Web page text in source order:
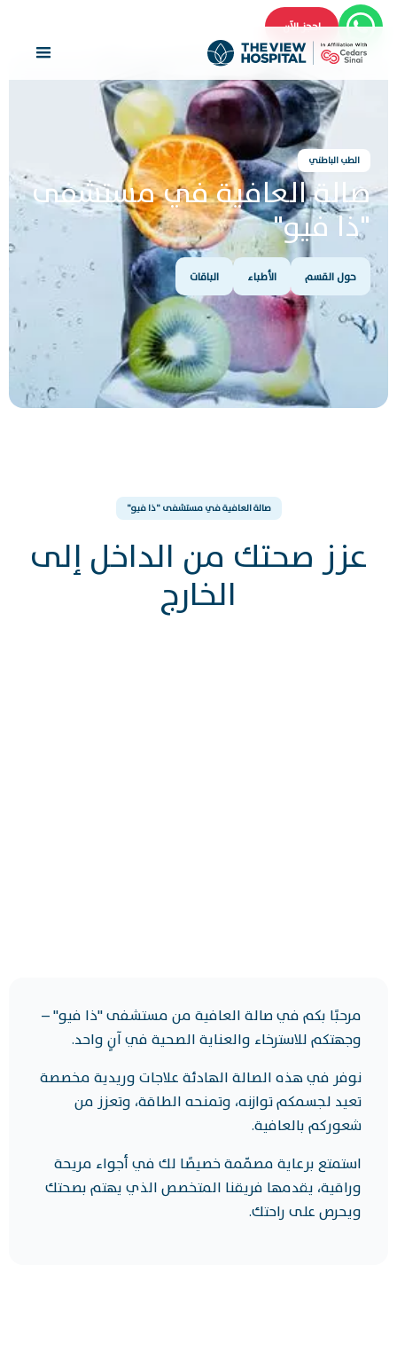
احجز الآن
الطب الباطني
صالة العافية في مستشفى
"ذا فيو"
حول القسم الأطباء الباقات
صالة العافية في مستشفى "ذا فيو"
عزز صحتك من الداخل إلى
الخارج
مرحبًا بكم في صالة العافية من مستشفى "ذا فيو" –
وجهتكم للاسترخاء والعناية الصحية في آنٍ واحد.
نوفر في هذه الصالة الهادئة علاجات وريدية مخصصة
تعيد لجسمكم توازنه، وتمنحه الطاقة، وتعزز من
شعوركم بالعافية.
استمتع برعاية مصمّمة خصيصًا لك في أجواء مريحة
وراقية، يقدمها فريقنا المتخصص الذي يهتم بصحتك
ويحرص على راحتك.